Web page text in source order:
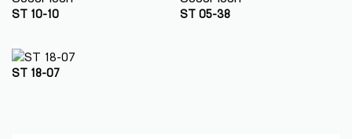
ST 10-10 ST 05-38
ST 18-07